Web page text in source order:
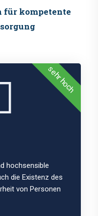
für kompetente
sehr hoch
hochsensible
die Existenz des
von Personen